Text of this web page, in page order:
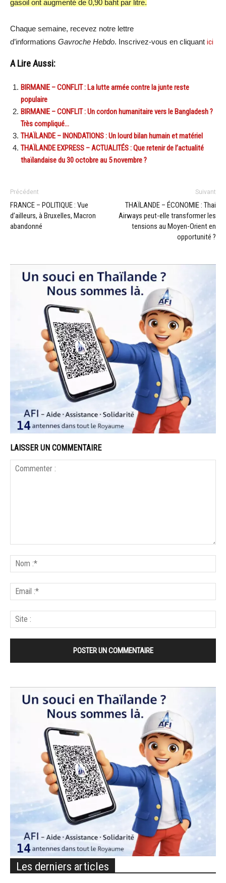
gasoil ont augmenté de 0,90 baht par litre.
Chaque semaine, recevez notre lettre
d’informations Gavroche Hebdo. Inscrivez-vous en cliquant ici
A Lire Aussi:
BIRMANIE – CONFLIT : La lutte armée contre la junte reste
populaire
BIRMANIE – CONFLIT : Un cordon humanitaire vers le Bangladesh ?
Très compliqué…
THAÏLANDE – INONDATIONS : Un lourd bilan humain et matériel
THAÏLANDE EXPRESS – ACTUALITÉS : Que retenir de l’actualité
thaïlandaise du 30 octobre au 5 novembre ?
Précédent
FRANCE – POLITIQUE : Vue
d’ailleurs, à Bruxelles, Macron
abandonné
Suivant
THAÏLANDE – ÉCONOMIE : Thai
Airways peut-elle transformer les
tensions au Moyen-Orient en
opportunité ?
LAISSER UN COMMENTAIRE
Les derniers articles